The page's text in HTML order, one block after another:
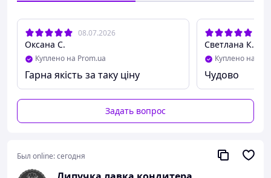
10 готовых элементов для быстрого
декорирования
Изготовлено из съедобной сахарной массы
Подходит для тортов, капкейков, кейк-попсов
Применение:
Просто расположите элементы на поверхности
готового торта — декор сразу превратит десерт в
настоящий супергеройский торт, без дополнительного
08.07.2026
Оксана С.
Куплено на Prom.ua
Гарна якість за таку ціну
Светлана К.
Куплено на
Чудово
Задать вопрос
Был online:сегодня